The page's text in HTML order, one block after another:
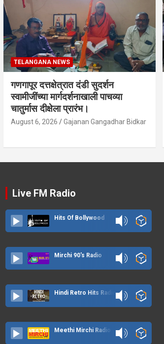
TELANGANA NEWS
गणगापूर दत्तक्षेत्रात दंडी सुदर्शन
स्वामीजींच्या मार्गदर्शनाखाली पाचव्या
चातुर्मास दीक्षेला प्रारंभ।
August 6, 2026 Gajanan Gangadhar Bidkar
Live FM Radio
Hits Of Bollywood
Mirchi 90's Radio
Hindi Retro Hits Radio
Meethi Mirchi Radio